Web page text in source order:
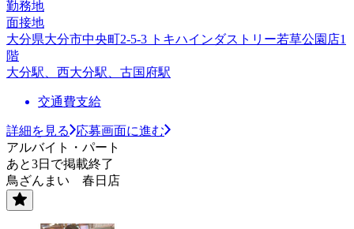
勤務地
面接地
大分県大分市中央町2-5-3 トキハインダストリー若草公園店1
階
大分駅、西大分駅、古国府駅
交通費支給
詳細を見る
応募画面に進む
アルバイト・パート
あと3日で掲載終了
鳥ざんまい 春日店